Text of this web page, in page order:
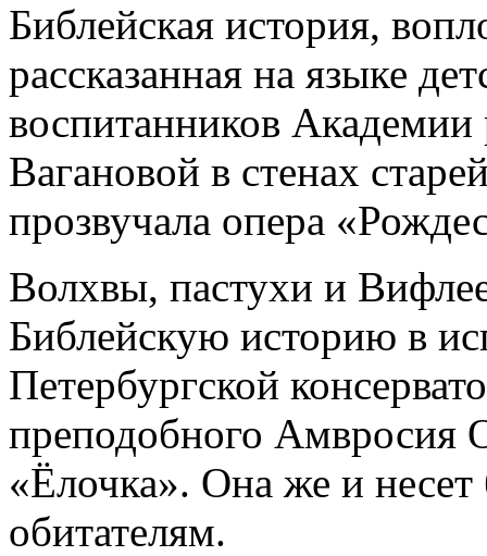
Библейская история,
рассказанная на языке
воспитанников
Вагановой в стенах
прозвучала опера
Волхвы, пастухи и
Библейскую историю в
Петербургской
преподобного Амвросия
«Ёлочка». Она же и
обитателям.